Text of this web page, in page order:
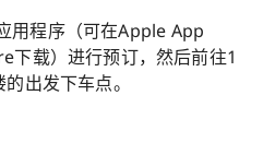
用程序（可在Apple App
载）进行预订，然后前往1
出发下车点。